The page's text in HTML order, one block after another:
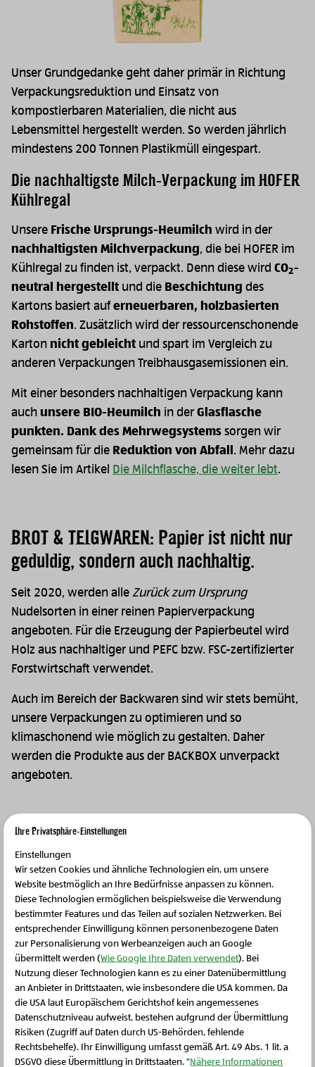
Unser Grundgedanke geht daher primär in Richtung
Verpackungsreduktion und Einsatz von
kompostierbaren Materialien, die nicht aus
Lebensmittel hergestellt werden. So werden jährlich
mindestens 200 Tonnen Plastikmüll eingespart.
Die nachhaltigste Milch-Verpackung im HOFER
Kühlregal
Unsere Frische Ursprungs-Heumilch wird in der
nachhaltigsten Milchverpackung, die bei HOFER im
Kühlregal zu finden ist, verpackt. Denn diese wird CO2-
neutral hergestellt und die Beschichtung des
Kartons basiert auf erneuerbaren, holzbasierten
Rohstoffen. Zusätzlich wird der ressourcenschonende
Karton nicht gebleicht und spart im Vergleich zu
anderen Verpackungen Treibhausgasemissionen ein.
Mit einer besonders nachhaltigen Verpackung kann
auch unsere BIO-Heumilch in derGlasflasche
punkten. Dank des Mehrwegsystems sorgen wir
gemeinsam für die Reduktion von Abfall . Mehr dazu
lesen Sie im Artikel
Die Milchflasche, die weiter lebt.
BROT & TEIGWAREN: Papier ist nicht nur
geduldig, sondern auch nachhaltig.
Seit 2020, werden alle Zurück zum Ursprung
Nudelsorten in einer reinen Papierverpackung
angeboten. Für die Erzeugung der Papierbeutel wird
Holz aus nachhaltiger und PEFC bzw. FSC-zertifizierter
Forstwirtschaft verwendet.
Auch im Bereich der Backwaren sind wir stets bemüht,
unsere Verpackungen zu optimieren und so
klimaschonend wie möglich zu gestalten. Daher
werden die Produkte aus der BACKBOX unverpackt
angeboten.
Image
Schließen Sie dieses Feld
Ihre Privatsphäre-Einstellungen
Einstellungen
Wir setzen Cookies und ähnliche Technologien ein, um unsere
Website bestmöglich an Ihre Bedürfnisse anpassen zu können.
Diese Technologien ermöglichen beispielsweise die Verwendung
bestimmter Features und das Teilen auf sozialen Netzwerken. Bei
entsprechender Einwilligung können personenbezogene Daten
zur Personalisierung von Werbeanzeigen auch an Google
übermittelt werden (Wie Google Ihre Daten verwendet). Bei
Nutzung dieser Technologien kann es zu einer Datenübermittlung
an Anbieter in Drittstaaten, wie insbesondere die USA kommen. Da
die USA laut Europäischem Gerichtshof kein angemessenes
Datenschutzniveau aufweist, bestehen aufgrund der Übermittlung
Risiken (Zugriff auf Daten durch US-Behörden, fehlende
Rechtsbehelfe). Ihr Einwilligung umfasst gemäß Art. 49 Abs. 1 lit. a
DSGVO diese Übermittlung in Drittstaaten. "Nähere Informationen